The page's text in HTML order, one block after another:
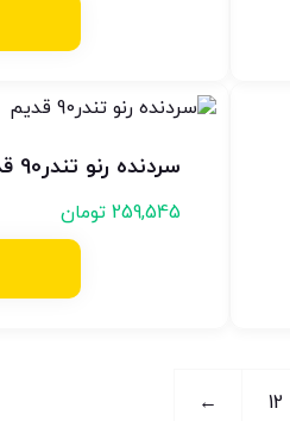
سردنده رنو تندر90 قدیم
259,545 تومان
12
←